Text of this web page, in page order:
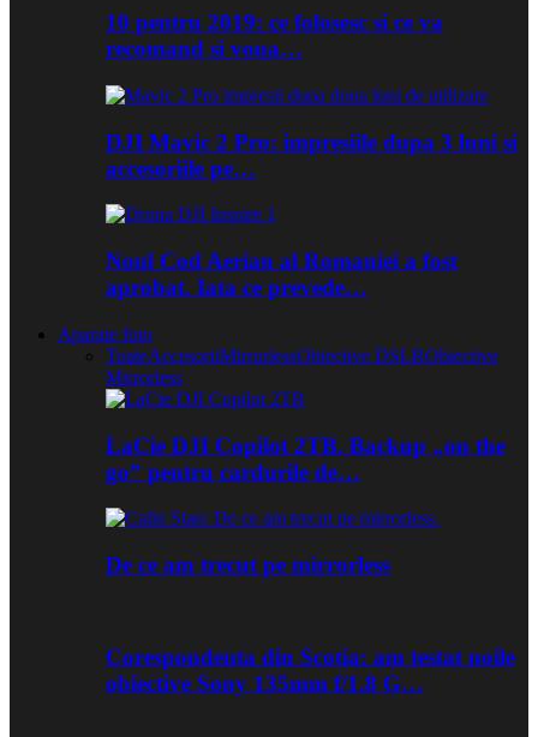
10 pentru 2019: ce folosesc si ce va
recomand si voua…
DJI Mavic 2 Pro: impresiile dupa 3 luni si
accesoriile pe…
Noul Cod Aerian al Romaniei a fost
aprobat. Iata ce prevede…
Aparate foto
ToateAccesoriiMirrorlessObiective DSLRObiective
Mirrorless
LaCie DJI Copilot 2TB. Backup „on the
go” pentru cardurile de…
De ce am trecut pe mirrorless
Corespondenta din Scotia: am testat noile
obiective Sony 135mm f/1.8 G…